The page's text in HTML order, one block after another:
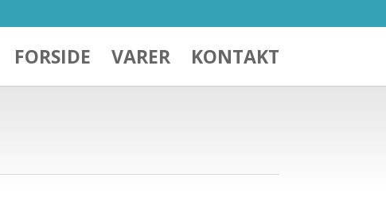
FORSIDE VARER KONTAKT